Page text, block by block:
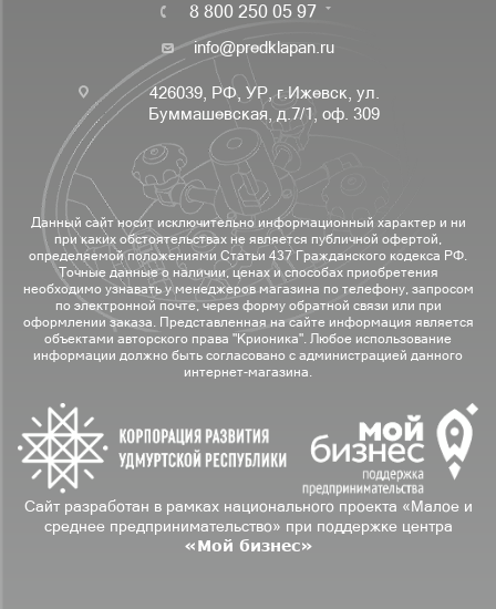
8 800 250 05 97
info@predklapan.ru
426039, РФ, УР, г.Ижевск, ул.
Буммашевская, д.7/1, оф. 309
Данный сайт носит исключительно информационный характер и ни
при каких обстоятельствах не является публичной офертой,
определяемой положениями Статьи 437 Гражданского кодекса РФ.
Точные данные о наличии, ценах и способах приобретения
необходимо узнавать у менеджеров магазина по телефону, запросом
по электронной почте, через форму обратной связи или при
оформлении заказа. Представленная на сайте информация является
объектами авторского права "Крионика". Любое использование
информации должно быть согласовано с администрацией данного
интернет-магазина.
Сайт разработан в рамках национального проекта «Малое и
среднее предпринимательство» при поддержке центра
«Мой бизнес»